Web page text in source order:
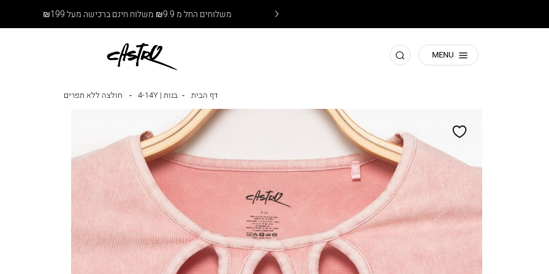
משלוחים החל מ ₪9.9 משלוח חינם ברכישה מעל ₪199
MENU חפש
דף הבית בנות | 4-14Y חולצה ללא תפרים
הוסף
למועדפים